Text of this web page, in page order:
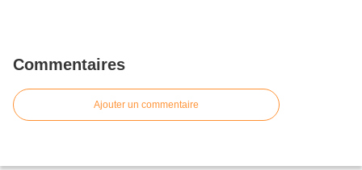
Commentaires
Ajouter un commentaire